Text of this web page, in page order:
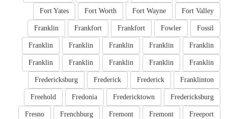
Fort Valley
Fort Wayne
Fort Worth
Fort Yates
Fossil
Fowler
Frankfort
Frankfort
Franklin
Franklin
Franklin
Franklin
Franklin
Franklin
Franklin
Franklin
Franklin
Franklin
Franklin
Franklinton
Frederick
Frederick
Fredericksburg
Fredericksburg
Fredericktown
Fredonia
Freehold
Freeport
Fremont
Fremont
Frenchburg
Fresno